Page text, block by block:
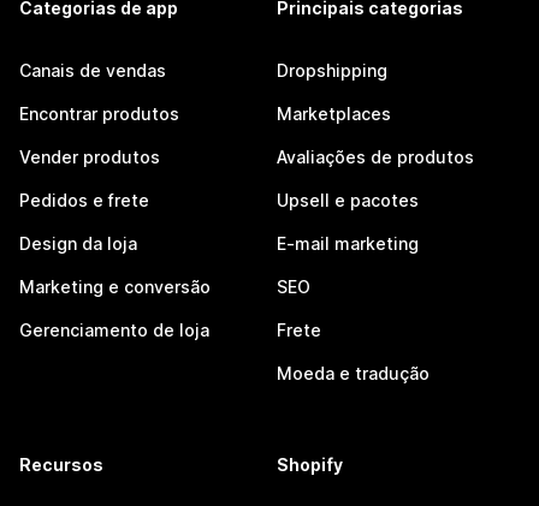
Categorias de app
Canais de vendas
Encontrar produtos
Vender produtos
Pedidos e frete
Design da loja
Marketing e conversão
Gerenciamento de loja
Principais categorias
Dropshipping
Marketplaces
Avaliações de produtos
Upsell e pacotes
E-mail marketing
SEO
Frete
Moeda e tradução
Recursos Shopify